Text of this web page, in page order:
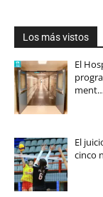
Los más vistos
El
ment…
El
cinco